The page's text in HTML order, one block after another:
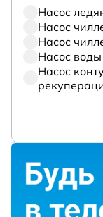
Насос
Насос
Насос
Насос
Насос